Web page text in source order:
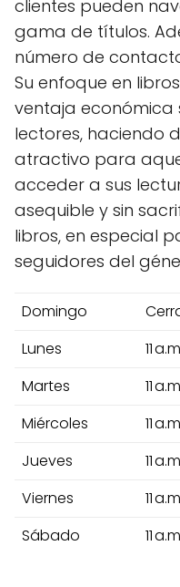
clientes pueden
gama de títulos.
número de
Su enfoque en
ventaja económica
lectores, haciendo
atractivo para
acceder a sus
asequible y sin
libros, en especial
seguidores del
Domingo
Lunes
11
Martes
11
Miércoles
11
Jueves
11
Viernes
11
Sábado
11